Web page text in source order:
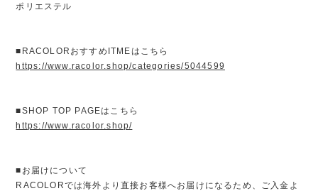
ポリエステル
■RACOLORおすすめITMEはこちら
https://www.racolor.shop/categories/5044599
■SHOP TOP PAGEはこちら
https://www.racolor.shop/
■お届けについて
RACOLORでは海外より直接お客様へお届けになるため、ご入金よ